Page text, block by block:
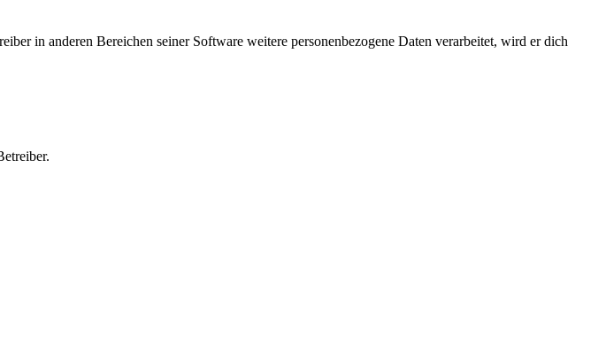
in anderen Bereichen seiner Software weitere personenbezogene Daten verarbeitet, wird er dich